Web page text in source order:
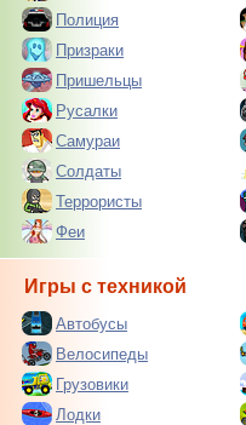
Полиция
Призраки
Пришельцы
Русалки
Самураи
Солдаты
Террористы
Феи
Игры с техникой
Автобусы
Велосипеды
Грузовики
Лодки